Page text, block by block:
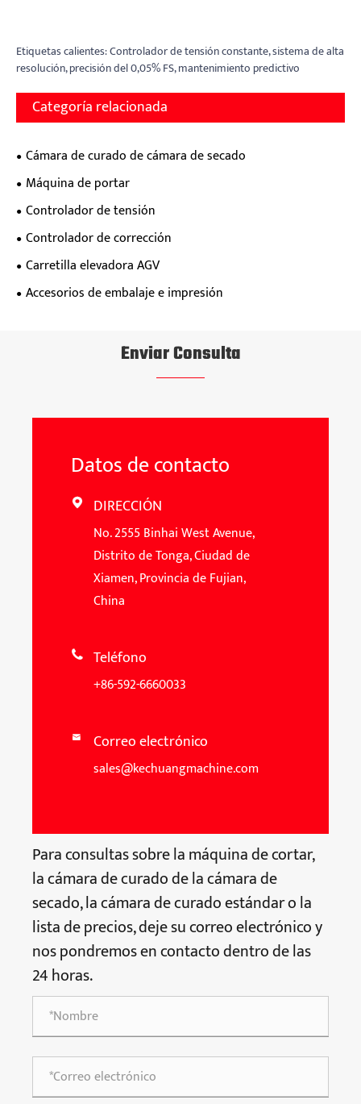
Etiquetas calientes: Controlador de tensión constante, sistema de alta
resolución, precisión del 0,05% FS, mantenimiento predictivo
Categoría relacionada
Cámara de curado de cámara de secado
Máquina de portar
Controlador de tensión
Controlador de corrección
Carretilla elevadora AGV
Accesorios de embalaje e impresión
Enviar Consulta
Datos de contacto
 DIRECCIÓN
No. 2555 Binhai West Avenue,
Distrito de Tonga, Ciudad de
Xiamen, Provincia de Fujian,
China
 Teléfono
+86-592-6660033
 Correo electrónico
sales@kechuangmachine.com
Para consultas sobre la máquina de cortar,
la cámara de curado de la cámara de
secado, la cámara de curado estándar o la
lista de precios, deje su correo electrónico y
nos pondremos en contacto dentro de las
24 horas.